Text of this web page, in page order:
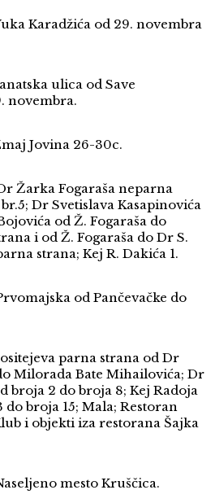
Karadžića od 29. novembra
ulica od Save
novembra.
Jovina 26-30c.
Žarka Fogaraša neparna
Dr Svetislava Kasapinovića
od Ž. Fogaraša do
i od Ž. Fogaraša do Dr S.
strana; Kej R. Dakića 1.
od Pančevačke do
parna strana od Dr
Milorada Bate Mihailovića; Dr
broja 2 do broja 8; Kej Radoja
broja 15; Mala; Restoran
i objekti iza restorana Šajka
mesto Kruščica.